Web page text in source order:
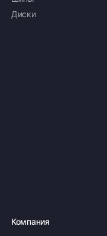
Диски
Компания